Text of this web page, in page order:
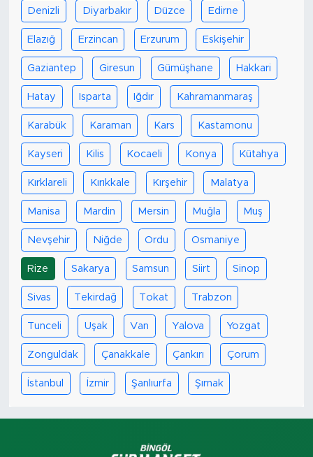
Denizli Diyarbakır Düzce Edirne
Elazığ Erzincan Erzurum Eskişehir
Gaziantep Giresun Gümüşhane Hakkari
Hatay Isparta Iğdır Kahramanmaraş
Karabük Karaman Kars Kastamonu
Kayseri Kilis Kocaeli Konya Kütahya
Kırklareli Kırıkkale Kırşehir Malatya
Manisa Mardin Mersin Muğla Muş
Nevşehir Niğde Ordu Osmaniye
Rize Sakarya Samsun Siirt Sinop
Sivas Tekirdağ Tokat Trabzon
Tunceli Uşak Van Yalova Yozgat
Zonguldak Çanakkale Çankırı Çorum
İstanbul İzmir Şanlıurfa Şırnak